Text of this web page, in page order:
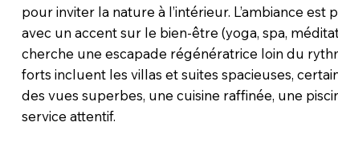
pour inviter la nature à l’intérieur. L’ambiance est
avec un accent sur le bien-être (yoga, spa,
cherche une escapade régénératrice loin du
forts incluent les villas et suites spacieuses,
des vues superbes, une cuisine raffinée, une
service attentif.